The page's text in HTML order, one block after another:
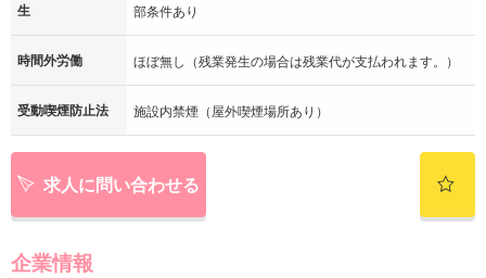
生
部条件あり
時間外労働 ほぼ無し（残業発生の場合は残業代が支払われます。）
受動喫煙防止法 施設内禁煙（屋外喫煙場所あり）
求人に問い合わせる
企業情報